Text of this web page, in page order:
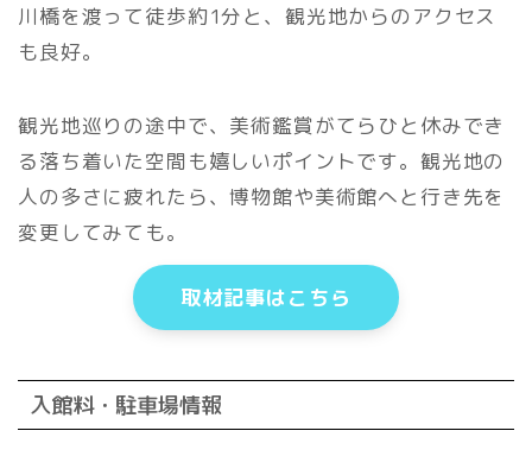
川橋を渡って徒歩約1分と、観光地からのアクセス
も良好。
観光地巡りの途中で、美術鑑賞がてらひと休みでき
る落ち着いた空間も嬉しいポイントです。観光地の
人の多さに疲れたら、博物館や美術館へと行き先を
変更してみても。
取材記事はこちら
入館料・駐車場情報